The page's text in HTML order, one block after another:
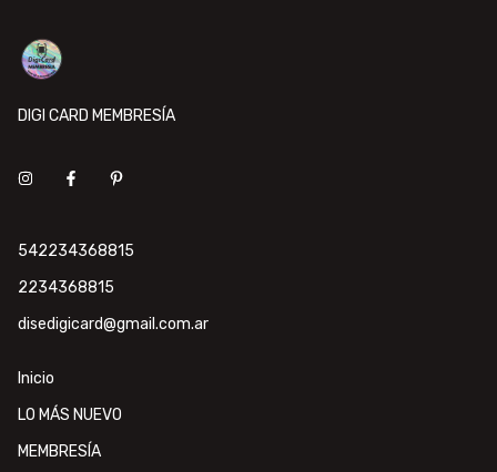
DIGI CARD MEMBRESÍA
542234368815
2234368815
disedigicard@gmail.com.ar
Inicio
LO MÁS NUEVO
MEMBRESÍA